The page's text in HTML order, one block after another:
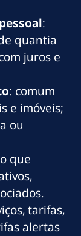
:
quantia
juros e
: comum
e imóveis;
ou
que
tarifas,
alertas